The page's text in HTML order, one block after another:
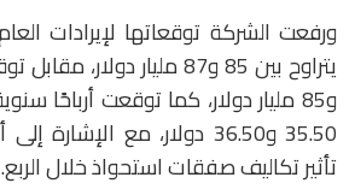
ورفعت الشركة توقعاتها لإيرادات
و85 مليار دولار، كما توقعت أرباحًا
35.50 و36.50 دولار، مع
تأثير تكاليف صفقات استحواذ خلال الربع.